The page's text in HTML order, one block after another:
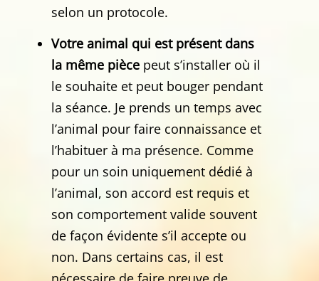
selon un protocole.
Votre animal qui est présent dans
la même pièce peut s’installer où il
le souhaite et peut bouger pendant
la séance. Je prends un temps avec
l’animal pour faire connaissance et
l’habituer à ma présence. Comme
pour un soin uniquement dédié à
l’animal, son accord est requis et
son comportement valide souvent
de façon évidente s’il accepte ou
non. Dans certains cas, il est